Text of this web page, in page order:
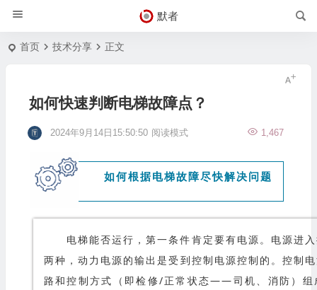
默者
首页 技术分享 正文
如何快速判断电梯故障点？
2024年9月14日15:50:50 1,467
阅读模式
如何根据电梯故障尽快解决问题
电梯能否运行，第一条件肯定要有电源。电源进
两种，动力电源的输出是受到控制电源控制的。控制
路和控制方式（即检修/正常状态——司机、消防）组